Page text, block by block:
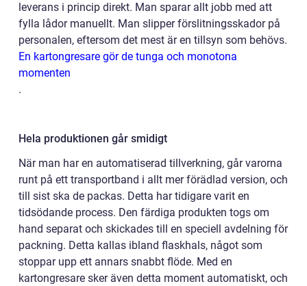
leverans i princip direkt. Man sparar allt jobb med att
fylla lådor manuellt. Man slipper förslitningsskador på
personalen, eftersom det mest är en tillsyn som behövs.
En kartongresare gör de tunga och monotona
momenten
.
Hela produktionen går smidigt
När man har en automatiserad tillverkning, går varorna
runt på ett transportband i allt mer förädlad version, och
till sist ska de packas. Detta har tidigare varit en
tidsödande process. Den färdiga produkten togs om
hand separat och skickades till en speciell avdelning för
packning. Detta kallas ibland flaskhals, något som
stoppar upp ett annars snabbt flöde. Med en
kartongresare sker även detta moment automatiskt, och